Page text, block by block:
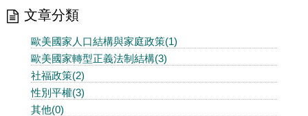
文章分類
歐美國家人口結構與家庭政策(1)
歐美國家轉型正義法制結構(3)
社福政策(2)
性別平權(3)
其他(0)